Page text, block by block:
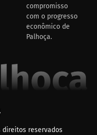
compromisso
com o progresso
econômico de
Palhoça.
direitos reservados